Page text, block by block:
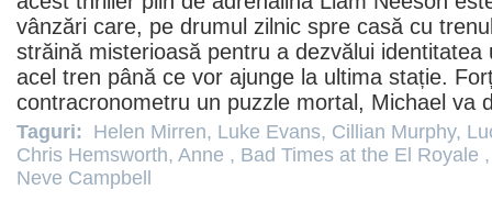
vânzări care, pe drumul zilnic spre casă cu
străină misterioasă pentru a dezvălui
acel tren până ce vor ajunge la ultima stație.
contracronometru un puzzle mortal, Michael va
Taguri: Helen Mirren, Luke Evans, Cillian Murphy,
Chris Hemsworth, Anne , Bad Times at the El Royale
Neve Campbell